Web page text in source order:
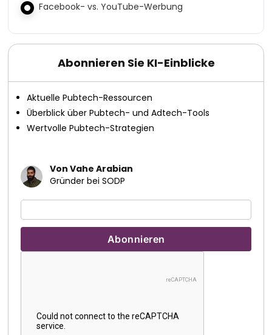
Facebook- vs. YouTube-Werbung
Abonnieren Sie KI-Einblicke
Aktuelle Pubtech-Ressourcen
Überblick über Pubtech- und Adtech-Tools
Wertvolle Pubtech-Strategien
Von Vahe Arabian
Gründer bei SODP